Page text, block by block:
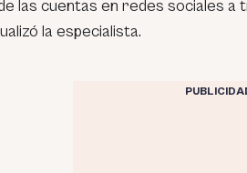
las cuentas en redes sociales
la especialista.